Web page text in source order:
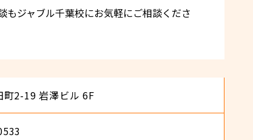
ジャブル千葉校にお気軽にご相談くださ
2-19 岩澤ビル 6F